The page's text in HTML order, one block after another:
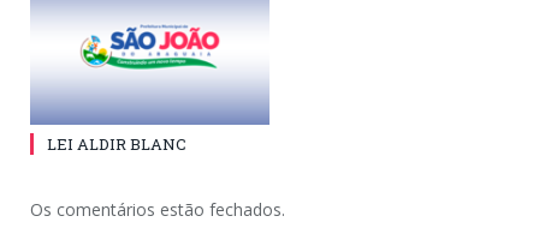
LEI ALDIR BLANC
Os comentários estão fechados.